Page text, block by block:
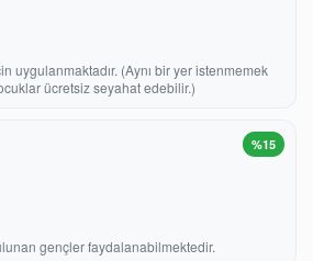
uygulanmaktadır. (Aynı bir yer istenmemek
ücretsiz seyahat edebilir.)
%15
gençler faydalanabilmektedir.